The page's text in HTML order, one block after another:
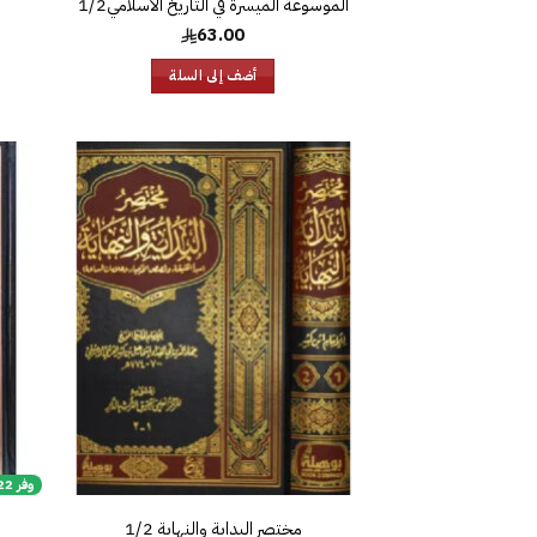
63.00
أضف إلى السلة
إضافة
إلى
قائمة
الرغبات
مختصر البداية والنهاية 1/2
وفر 22%